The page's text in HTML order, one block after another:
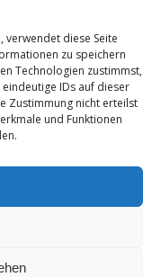
verwendet diese Seite
zu speichern
Technologien zustimmst,
IDs auf dieser
Zustimmung nicht erteilst
und Funktionen